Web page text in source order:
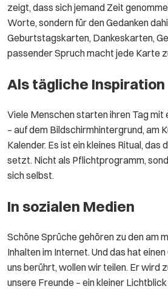
zeigt, dass sich jemand Zeit
Worte, sondern für den Gedanken
Geburtstagskarten, Dankeskarten,
passender Spruch macht jede Karte
Als tägliche Inspiration
Viele Menschen starten ihren Tag mit
– auf dem Bildschirmhintergrund, am
Kalender. Es ist ein kleines Ritual, das
setzt. Nicht als Pflichtprogramm,
sich selbst.
In sozialen Medien
Schöne Sprüche gehören zu den am
Inhalten im Internet. Und das hat
uns berührt, wollen wir teilen. Er wird
unsere Freunde – ein kleiner